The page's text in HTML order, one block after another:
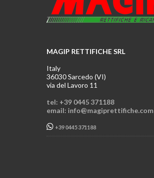
MAGIP RETTIFICHE SRL
Italy
36030 Sarcedo (VI)
via del Lavoro 11
tel: +39 0445 371188
email: info@magiprettifiche.com
+39 0445 371188